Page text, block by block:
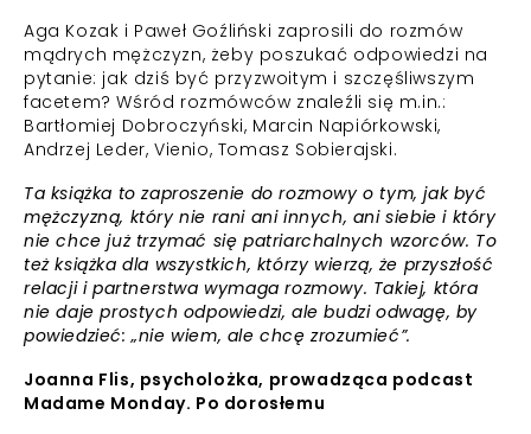
Aga Kozak i Paweł Goźliński zaprosili do rozmów
mądrych mężczyzn, żeby poszukać odpowiedzi na
pytanie: jak dziś być przyzwoitym i szczęśliwszym
facetem? Wśród rozmówców znaleźli się m.in.:
Bartłomiej Dobroczyński, Marcin Napiórkowski,
Andrzej Leder, Vienio, Tomasz Sobierajski.
Ta książka to zaproszenie do rozmowy o tym, jak być
mężczyzną, który nie rani ani innych, ani siebie i który
nie chce już trzymać się patriarchalnych wzorców. To
też książka dla wszystkich, którzy wierzą, że przyszłość
relacji i partnerstwa wymaga rozmowy. Takiej, która
nie daje prostych odpowiedzi, ale budzi odwagę, by
powiedzieć: „nie wiem, ale chcę zrozumieć”.
Joanna Flis, psycholożka, prowadząca podcast
Madame Monday. Po dorosłemu